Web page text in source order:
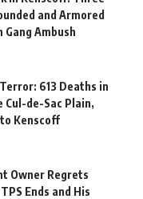
and Armored
Gang Ambush
613 Deaths in
Cul-de-Sac Plain,
Kenscoff
Owner Regrets
Ends and His